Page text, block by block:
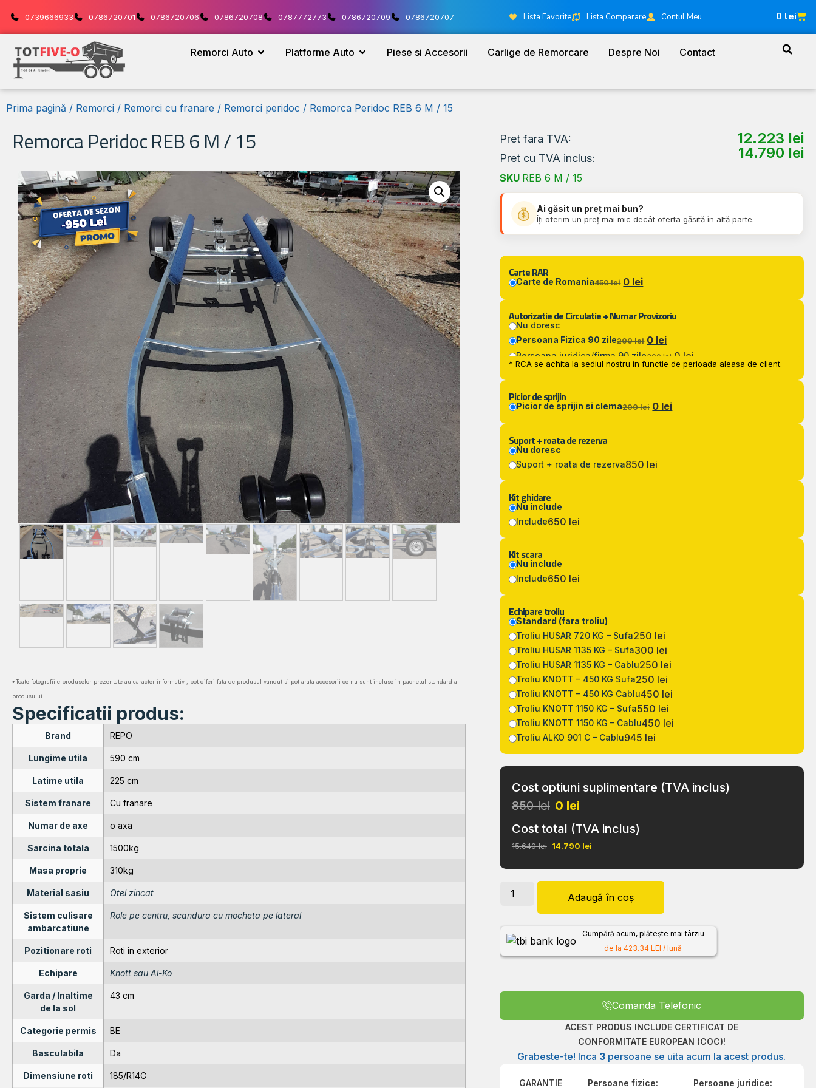
0739666933 0786720701 0786720706 0786720708 0787772773 0786720709 0786720707 Lista Favorite Lista Comparare Contul Meu 0 lei
Remorci Auto Platforme Auto Piese si Accesorii Carlige de Remorcare Despre Noi Contact
Prima pagină / Remorci / Remorci cu franare / Remorci peridoc / Remorca Peridoc REB 6 M / 15
Remorca Peridoc REB 6 M / 15
*Toate fotografiile produselor prezentate au caracter informativ , pot diferi fata de produsul vandut si pot arata accesorii ce nu sunt incluse in pachetul standard al
produsului.
Specificatii produs:
Brand REPO
Lungime utila 590 cm
Latime utila 225 cm
Sistem franare Cu franare
Numar de axe o axa
Sarcina totala 1500kg
Masa proprie 310kg
Material sasiu Otel zincat
Sistem culisare
ambarcatiune
Role pe centru, scandura cu mocheta pe lateral
Pozitionare roti Roti in exterior
Echipare Knott sau Al-Ko
Garda / Inaltime
de la sol
43 cm
Categorie permis BE
Basculabila Da
Dimensiune roti 185/R14C
Pret fara TVA: 12.223 lei
Pret cu TVA inclus: 14.790 lei
SKU REB 6 M / 15
Ai găsit un preț mai bun?
Îți oferim un preț mai mic decât oferta găsită în altă parte.
Carte RAR
Carte de Romania450 lei 0 lei
Autorizatie de Circulatie + Numar Provizoriu
Nu doresc
Persoana Fizica 90 zile200 lei 0 lei
Persoana juridica/firma 90 zile300 lei 0 lei
* RCA se achita la sediul nostru in functie de perioada aleasa de client.
Picior de sprijin
Picior de sprijin si clema200 lei 0 lei
Suport + roata de rezerva
Nu doresc
Suport + roata de rezerva850 lei
Kit ghidare
Nu include
Include650 lei
Kit scara
Nu include
Include650 lei
Echipare troliu
Standard (fara troliu)
Troliu HUSAR 720 KG – Sufa250 lei
Troliu HUSAR 1135 KG – Sufa300 lei
Troliu HUSAR 1135 KG – Cablu250 lei
Troliu KNOTT – 450 KG Sufa250 lei
Troliu KNOTT – 450 KG Cablu450 lei
Troliu KNOTT 1150 KG – Sufa550 lei
Troliu KNOTT 1150 KG – Cablu450 lei
Troliu ALKO 901 C – Cablu945 lei
Cost optiuni suplimentare (TVA inclus)
850 lei 0 lei
Cost total (TVA inclus)
15.640 lei 14.790 lei
Adaugă în coș
Cumpără acum, plătește mai târziu
de la 423.34 LEI / lună
Comanda Telefonic
ACEST PRODUS INCLUDE CERTIFICAT DE
CONFORMITATE EUROPEAN (COC)!
Grabeste-te! Inca 3 persoane se uita acum la acest produs.
GARANTIE Persoane fizice: Persoane juridice: